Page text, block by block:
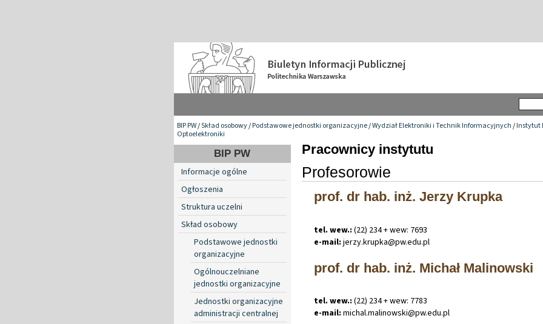
BIP PW/Skład osobowy/Podstawowe jednostki organizacyjne/Wydział Elektroniki i Technik Informacyjnych/Instytut
Optoelektroniki
BIP PW
Informacje ogólne
Ogłoszenia
Struktura uczelni
Skład osobowy
Podstawowe jednostki
organizacyjne
Ogólnouczelniane
jednostki organizacyjne
Jednostki organizacyjne
administracji centralnej
Pracownicy instytutu
Profesorowie
prof. dr hab. inż. Jerzy Krupka
tel. wew.: (22) 234 + wew: 7693
e-mail: jerzy.krupka@pw.edu.pl
prof. dr hab. inż. Michał Malinowski
tel. wew.: (22) 234 + wew: 7783
e-mail: michal.malinowski@pw.edu.pl